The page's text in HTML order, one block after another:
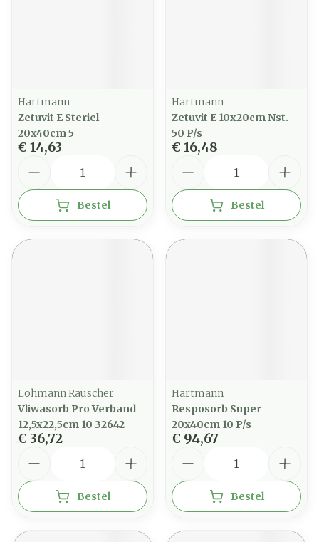
Hartmann
Zetuvit E Steriel
20x40cm 5
€ 14,63
Bestel
Hartmann
Zetuvit E 10x20cm Nst.
50 P/s
€ 16,48
Bestel
Lohmann Rauscher
Vliwasorb Pro Verband
12,5x22,5cm 10 32642
€ 36,72
Bestel
Hartmann
Resposorb Super
20x40cm 10 P/s
€ 94,67
Bestel